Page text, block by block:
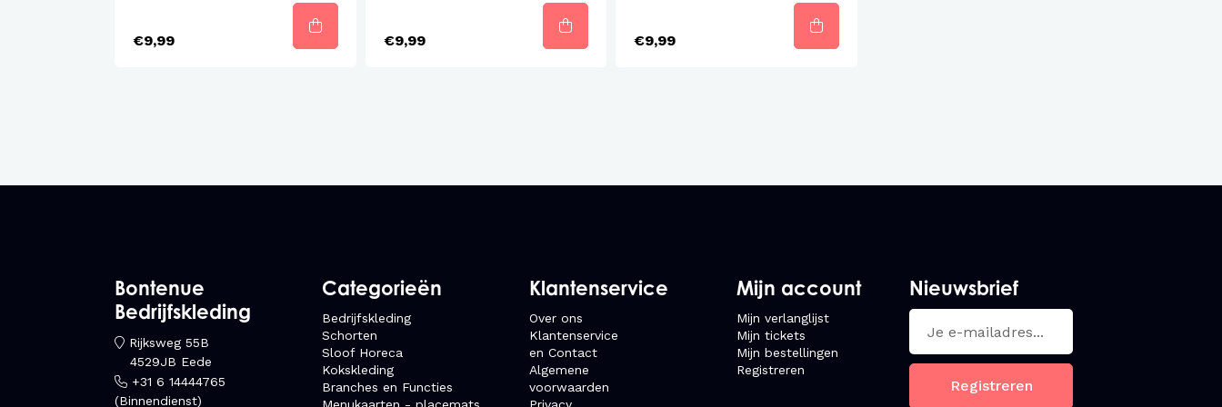
€9,99 €9,99 €9,99
Bontenue
Bedrijfskleding
Rijksweg 55B
4529JB Eede
+31 6 14444765
(Binnendienst)
Categorieën
Bedrijfskleding
Schorten
Sloof Horeca
Kokskleding
Branches en Functies
Klantenservice
Over ons
Klantenservice
en Contact
Algemene
voorwaarden
Mijn account
Mijn verlanglijst
Mijn tickets
Mijn bestellingen
Registreren
Nieuwsbrief
Registreren